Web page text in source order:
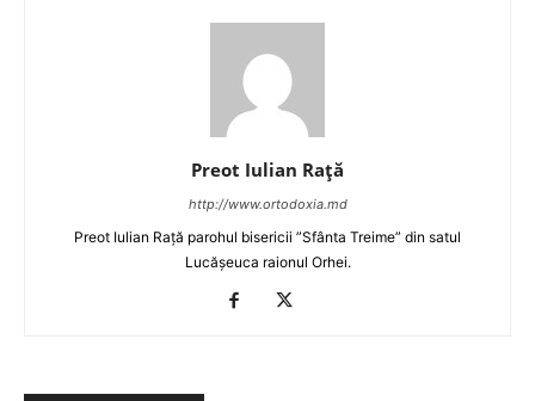
Preot Iulian Raţă
http://www.ortodoxia.md
Preot Iulian Rață parohul bisericii ”Sfânta Treime” din satul
Lucășeuca raionul Orhei.